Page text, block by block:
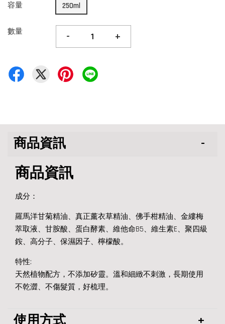
容量 250ml
數量 - +
商品資訊
商品資訊
成分：
羅馬洋甘菊精油、真正薰衣草精油、佛手柑精油、金縷梅
萃取液、甘胺酸、蛋白酵素、維他命B5、維生素E、聚四級
銨、高分子、保濕因子、檸檬酸。
特性:
天然植物配方，不添加矽靈。溫和細緻不刺激，長期使用
不乾澀、不傷髮質，好梳理。